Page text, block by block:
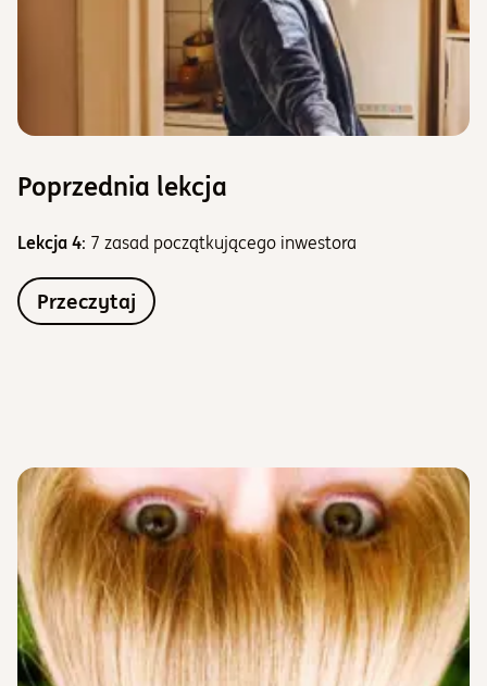
Poprzednia lekcja
Lekcja 4: 7 zasad początkującego inwestora
Przeczytaj